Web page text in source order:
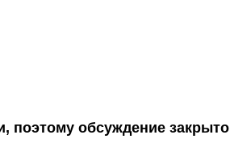
поэтому обсуждение закрыто